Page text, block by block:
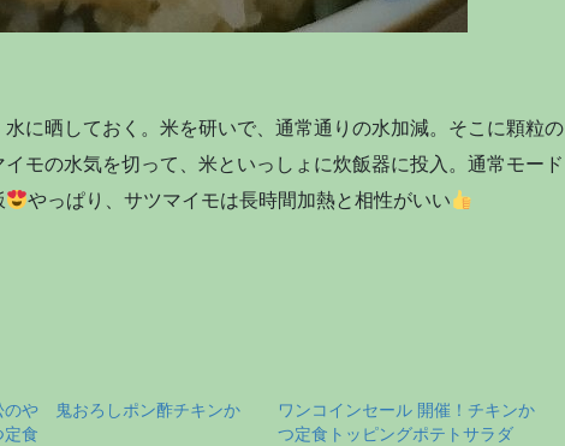
に晒しておく。米を研いで、通常通りの水加減。そこに顆粒の
モの水気を切って、米といっしょに炊飯器に投入。通常モード
やっぱり、サツマイモは長時間加熱と相性がいい
のや 鬼おろしポン酢チキンか
定食
ワンコインセール 開催！チキンか
つ定食トッピングポテトサラダ